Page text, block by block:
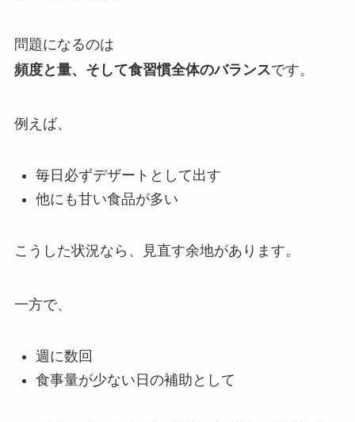
問題になるのは
頻度と量、そして食習慣全体のバランスです。
例えば、
毎日必ずデザートとして出す
他にも甘い食品が多い
こうした状況なら、見直す余地があります。
一方で、
週に数回
食事量が少ない日の補助として